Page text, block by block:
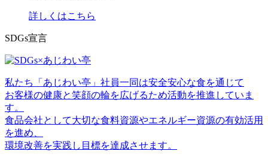
詳しくはこちら
SDGs宣言
私たち「あじわい亭」社員一同は安全安心な食を通じて
お客様の健康と笑顔の輪を広げるため活動を推進していま
す。
食品会社として大切な食料資源やエネルギー資源の有効活用
を進め、
環境改善を実践し目標を達成させます。